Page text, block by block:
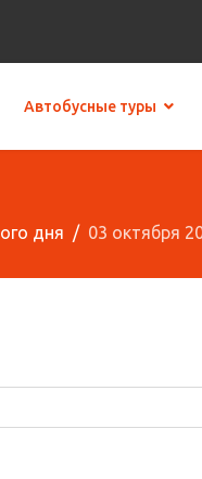
Автобусные туры
дня 03 октября